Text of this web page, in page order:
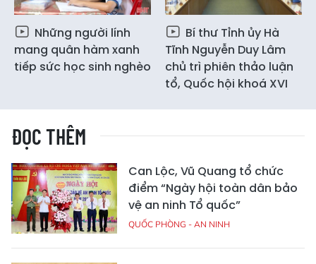
Những người lính
mang quân hàm xanh
tiếp sức học sinh nghèo
Bí thư Tỉnh ủy Hà
Tĩnh Nguyễn Duy Lâm
chủ trì phiên thảo luận
tổ, Quốc hội khoá XVI
ĐỌC THÊM
Can Lộc, Vũ Quang tổ chức
điểm “Ngày hội toàn dân bảo
vệ an ninh Tổ quốc”
QUỐC PHÒNG - AN NINH